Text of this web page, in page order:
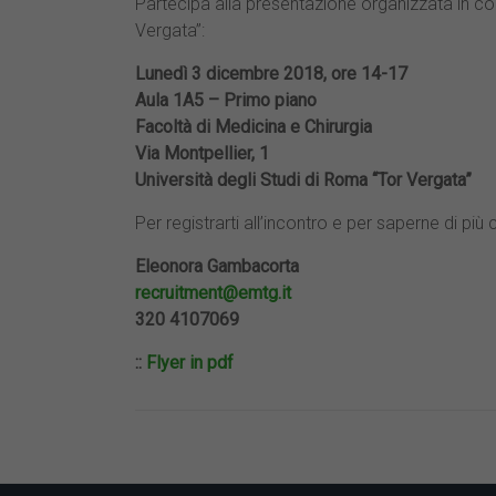
Vacuüm systems;
Optical setups;
Measurement systems (i.e. XRD,
Lithography;
Etching;
Working in a production
Vergata”:
Lunedì 3 dicembre 2018, ore 14-17
Aula 1A5 – Primo piano
Facoltà di Medicina e Chirurgia
Via Montpellier, 1
Università degli Studi di Roma “Tor Vergata”
Per registrarti all’incontro e per saperne di più
Eleonora Gambacorta
recruitment@emtg.it
320 4107069
:: Flyer in pdf